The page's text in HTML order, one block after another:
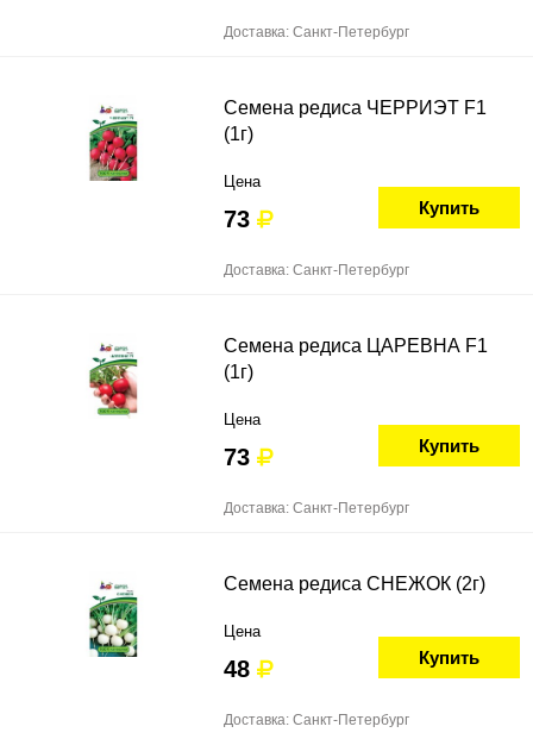
Доставка: Санкт-Петербург
Семена редиса ЧЕРРИЭТ F1
(1г)
Цена
73 Купить
Доставка: Санкт-Петербург
Семена редиса ЦАРЕВНА F1
(1г)
Цена
73 Купить
Доставка: Санкт-Петербург
Семена редиса СНЕЖОК (2г)
Цена
48 Купить
Доставка: Санкт-Петербург